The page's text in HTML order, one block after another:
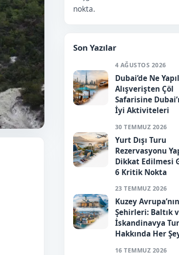
nokta.
Son Yazılar
4 AĞUSTOS 2026
Dubai’de Ne
Alışverişten Çöl
Safarisine
İyi Aktiviteleri
30 TEMMUZ 2026
Yurt Dışı Turu
Rezervasyonu
Dikkat Edilmesi
6 Kritik Nokta
23 TEMMUZ 2026
Kuzey
Şehirleri: Baltık
İskandinavya
Hakkında Her
16 TEMMUZ 2026